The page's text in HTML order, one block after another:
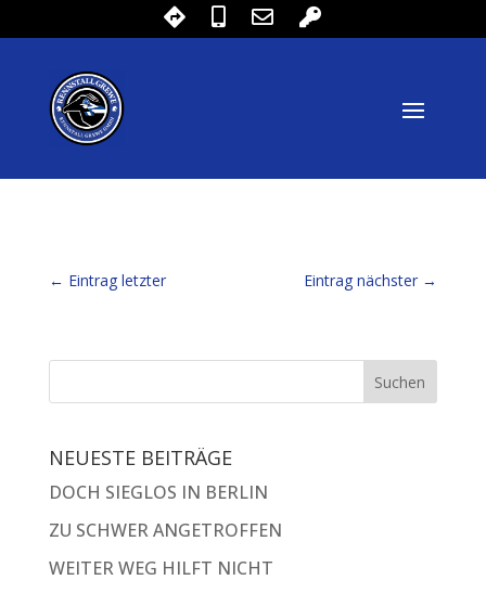
← Eintrag letzter Eintrag nächster →
NEUESTE BEITRÄGE
DOCH SIEGLOS IN BERLIN
ZU SCHWER ANGETROFFEN
WEITER WEG HILFT NICHT